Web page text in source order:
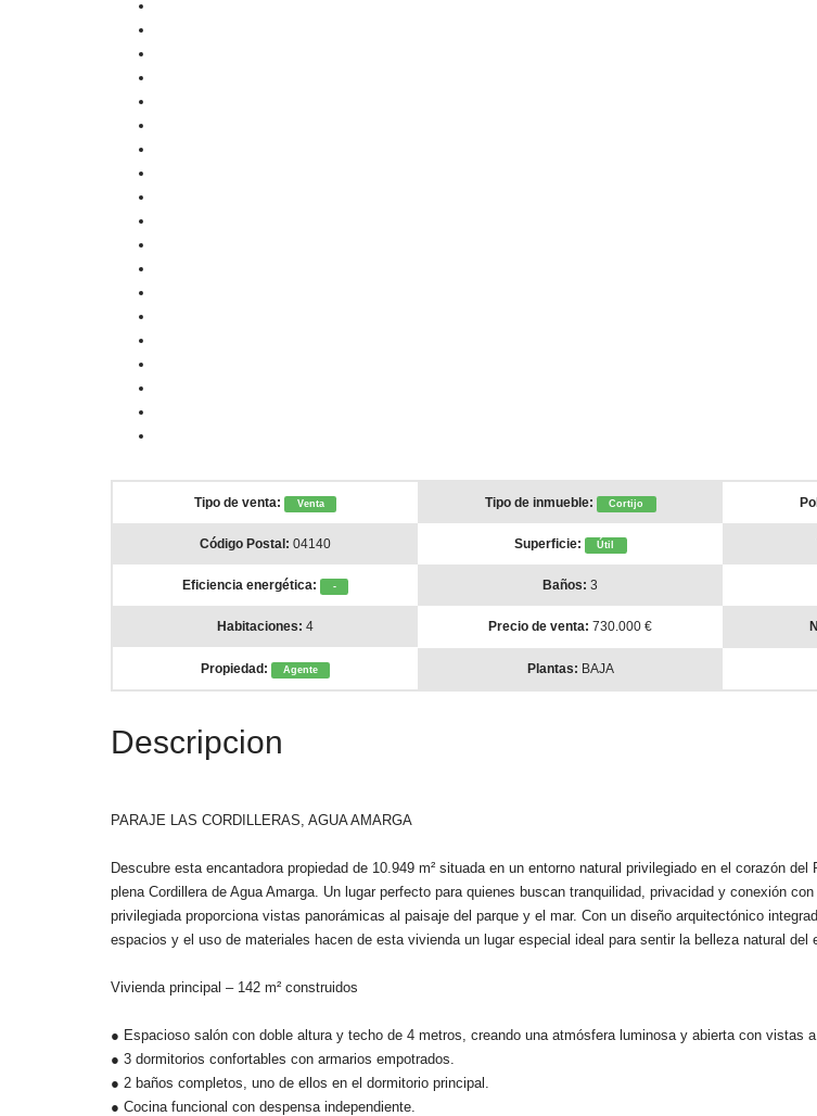
Tipo de venta: Venta Tipo de inmueble: Cortijo
Código Postal: 04140 Superficie: Útil
Eficiencia energética: - Baños: 3
Habitaciones: 4 Precio de venta: 730.000 €
Propiedad: Agente Plantas: BAJA
Descripcion
PARAJE LAS CORDILLERAS, AGUA AMARGA
Descubre esta encantadora propiedad de 10.949 m² situada en un entorno natural privilegiado en el corazón
plena Cordillera de Agua Amarga. Un lugar perfecto para quienes buscan tranquilidad, privacidad y conexión
privilegiada proporciona vistas panorámicas al paisaje del parque y el mar. Con un diseño arquitectónico
espacios y el uso de materiales hacen de esta vivienda un lugar especial ideal para sentir la belleza natural del
Vivienda principal – 142 m² construidos
● Espacioso salón con doble altura y techo de 4 metros, creando una atmósfera luminosa y abierta con vistas a
● 3 dormitorios confortables con armarios empotrados.
● 2 baños completos, uno de ellos en el dormitorio principal.
● Cocina funcional con despensa independiente.